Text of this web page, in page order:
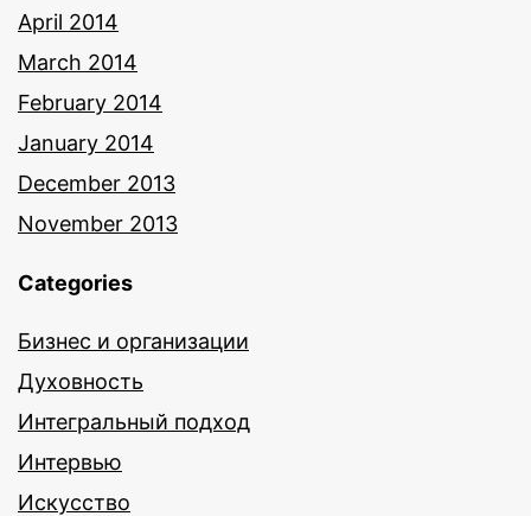
April 2014
March 2014
February 2014
January 2014
December 2013
November 2013
Categories
Бизнес и организации
Духовность
Интегральный подход
Интервью
Искусство